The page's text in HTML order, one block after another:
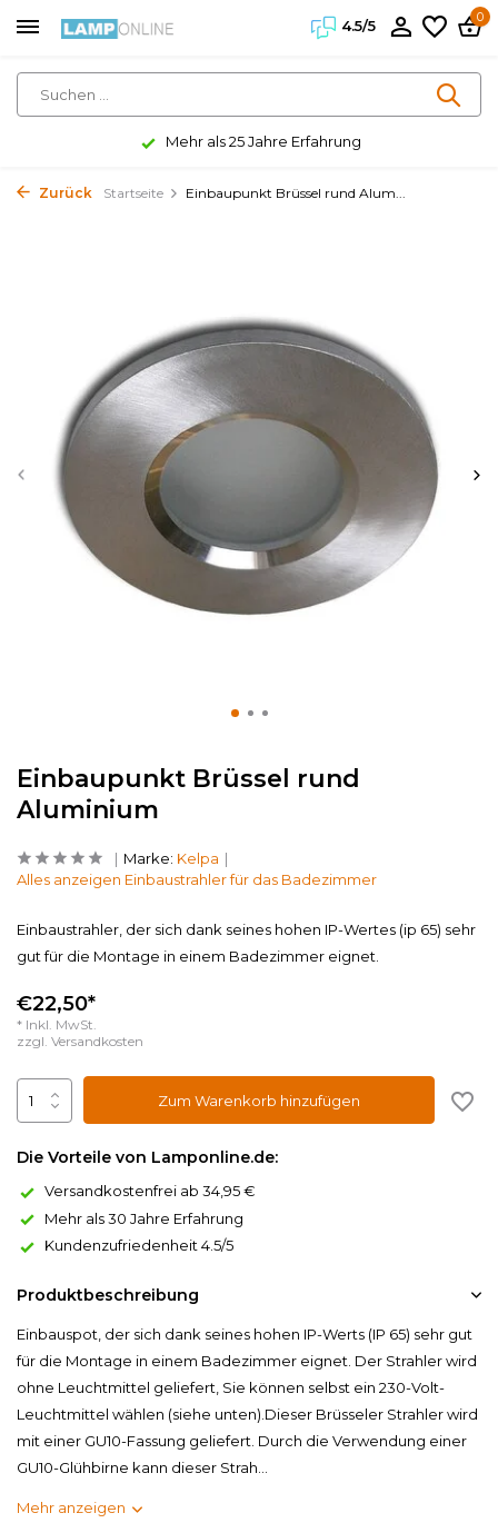
4.5/5
0
Mehr als 25 Jahre Erfahrung
Zurück Startseite Einbaupunkt Brüssel rund Alum...
Einbaupunkt Brüssel rund
Aluminium
Marke: Kelpa
Alles anzeigen Einbaustrahler für das Badezimmer
Einbaustrahler, der sich dank seines hohen IP-Wertes (ip 65) sehr
gut für die Montage in einem Badezimmer eignet.
€22,50*
* Inkl. MwSt.
zzgl. Versandkosten
Zum Warenkorb hinzufügen
Die Vorteile von Lamponline.de:
Versandkostenfrei ab 34,95 €
Mehr als 30 Jahre Erfahrung
Kundenzufriedenheit 4.5/5
Produktbeschreibung
Einbauspot, der sich dank seines hohen IP-Werts (IP 65) sehr gut
für die Montage in einem Badezimmer eignet. Der Strahler wird
ohne Leuchtmittel geliefert, Sie können selbst ein 230-Volt-
Leuchtmittel wählen (siehe unten).Dieser Brüsseler Strahler wird
mit einer GU10-Fassung geliefert. Durch die Verwendung einer
GU10-Glühbirne kann dieser Strah...
Mehr anzeigen